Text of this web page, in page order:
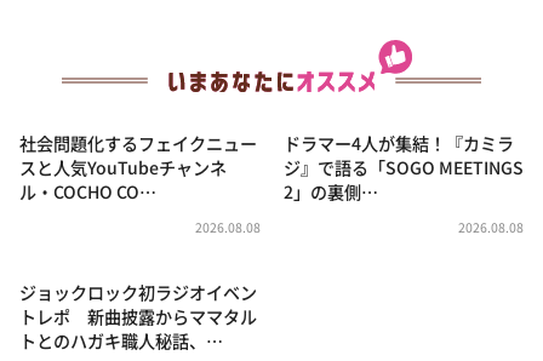
社会問題化するフェイクニュー
スと人気YouTubeチャンネ
ル・COCHO CO…
2026.08.08
ドラマー4人が集結！『カミラ
ジ』で語る「SOGO MEETINGS
2」の裏側…
2026.08.08
ジョックロック初ラジオイベン
トレポ 新曲披露からママタル
トとのハガキ職人秘話、…